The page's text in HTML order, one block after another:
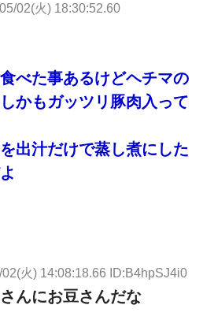
02(火) 18:30:52.60
べた事あるけどヘチマの
かもガッツリ豚肉入って
出汁だけで蒸し煮にした
火) 14:08:18.66 ID:B4hpSJ4i0
んにお豆さんだな